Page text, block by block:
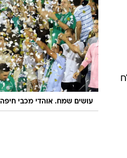
עושים שמח. אוהדי מכבי חיפה